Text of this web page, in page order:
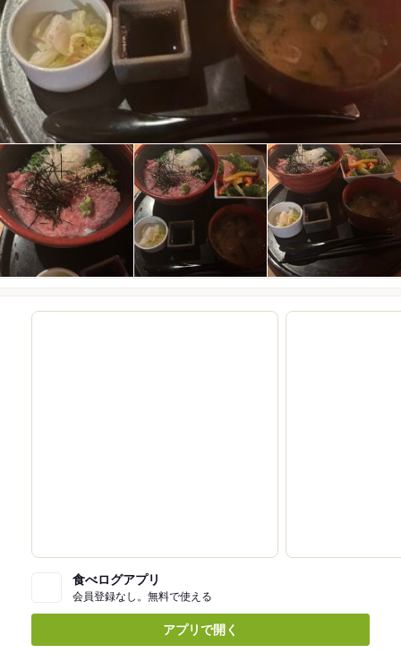
食べログアプリ
会員登録なし。無料で使える
アプリで開く